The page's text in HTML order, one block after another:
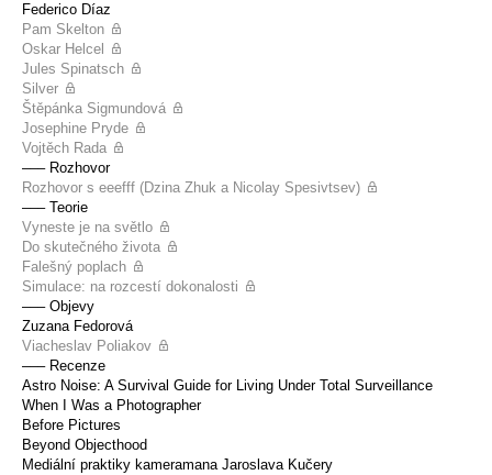
Federico Díaz
Pam Skelton
Oskar Helcel
Jules Spinatsch
Silver
Štěpánka Sigmundová
Josephine Pryde
Vojtěch Rada
––– Rozhovor
Rozhovor s eeefff (Dzina Zhuk a Nicolay Spesivtsev)
––– Teorie
Vyneste je na světlo
Do skutečného života
Falešný poplach
Simulace: na rozcestí dokonalosti
––– Objevy
Zuzana Fedorová
Viacheslav Poliakov
––– Recenze
Astro Noise: A Survival Guide for Living Under Total Surveillance
When I Was a Photographer
Before Pictures
Beyond Objecthood
Mediální praktiky kameramana Jaroslava Kučery